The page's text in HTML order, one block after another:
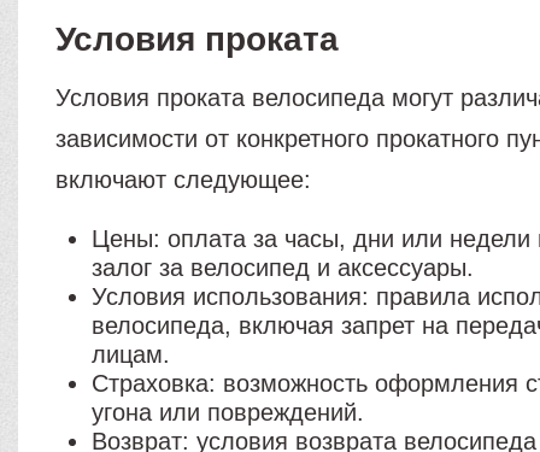
Условия проката
Условия проката велосипеда могут
зависимости от конкретного прокатного
включают следующее:
Цены: оплата за часы, дни или недели
залог за велосипед и аксессуары.
Условия использования: правила
велосипеда, включая запрет на
лицам.
Страховка: возможность оформления
угона или повреждений.
Возврат: условия возврата